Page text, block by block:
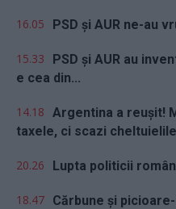
16.05 PSD și AUR ne-au
15.33
PSD și AUR au
e cea din...
14.18 Argentina a reușit!
taxele, ci scazi
20.26 Lupta politicii
18.47 Cărbune și